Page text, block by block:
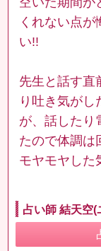
くれない点が
い!!
先生と話す直
り吐き気が
が、話したり
たので体調は
モヤモヤした
占い師 結天空(